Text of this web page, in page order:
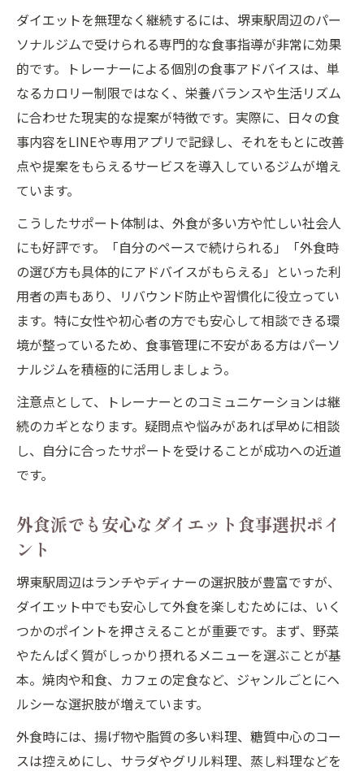
ダイエットを無理なく継続するには、堺東駅周辺のパー
ソナルジムで受けられる専門的な食事指導が非常に効果
的です。トレーナーによる個別の食事アドバイスは、単
なるカロリー制限ではなく、栄養バランスや生活リズム
に合わせた現実的な提案が特徴です。実際に、日々の食
事内容をLINEや専用アプリで記録し、それをもとに改善
点や提案をもらえるサービスを導入しているジムが増え
ています。
こうしたサポート体制は、外食が多い方や忙しい社会人
にも好評です。「自分のペースで続けられる」「外食時
の選び方も具体的にアドバイスがもらえる」といった利
用者の声もあり、リバウンド防止や習慣化に役立ってい
ます。特に女性や初心者の方でも安心して相談できる環
境が整っているため、食事管理に不安がある方はパーソ
ナルジムを積極的に活用しましょう。
注意点として、トレーナーとのコミュニケーションは継
続のカギとなります。疑問点や悩みがあれば早めに相談
し、自分に合ったサポートを受けることが成功への近道
です。
外食派でも安心なダイエット食事選択ポイ
ント
堺東駅周辺はランチやディナーの選択肢が豊富ですが、
ダイエット中でも安心して外食を楽しむためには、いく
つかのポイントを押さえることが重要です。まず、野菜
やたんぱく質がしっかり摂れるメニューを選ぶことが基
本。焼肉や和食、カフェの定食など、ジャンルごとにヘ
ルシーな選択肢が増えています。
外食時には、揚げ物や脂質の多い料理、糖質中心のコー
スは控えめにし、サラダやグリル料理、蒸し料理などを